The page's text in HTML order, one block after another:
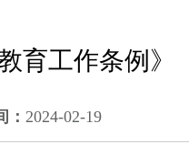
育工作条例》
： 2024-02-19